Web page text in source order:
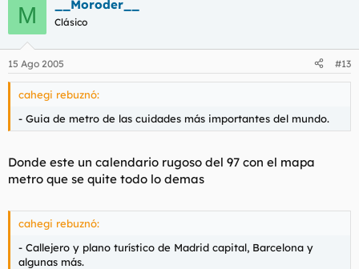
M __Moroder__
Clásico
15 Ago 2005 #13
cahegi rebuznó:
- Guia de metro de las cuidades más importantes del mundo.
Donde este un calendario rugoso del 97 con el mapa
metro que se quite todo lo demas
cahegi rebuznó:
- Callejero y plano turístico de Madrid capital, Barcelona y
algunas más.